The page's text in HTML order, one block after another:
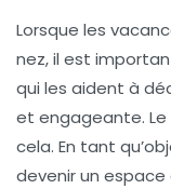
Lorsque les
nez, il est
qui les aident à
et engageante. Le
cela. En tant
devenir un espace